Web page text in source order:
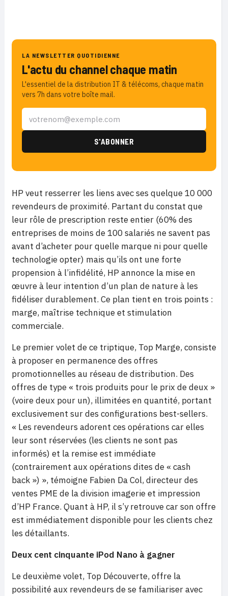
LA NEWSLETTER QUOTIDIENNE
L'actu du channel chaque matin
L'essentiel de la distribution IT & télécoms, chaque matin
vers 7h dans votre boîte mail.
HP veut resserrer les liens avec ses quelque 10 000
revendeurs de proximité. Partant du constat que
leur rôle de prescription reste entier (60% des
entreprises de moins de 100 salariés ne savent pas
avant d’acheter pour quelle marque ni pour quelle
technologie opter) mais qu’ils ont une forte
propension à l’infidélité, HP annonce la mise en
œuvre à leur intention d’un plan de nature à les
fidéliser durablement. Ce plan tient en trois points :
marge, maîtrise technique et stimulation
commerciale.
Le premier volet de ce triptique, Top Marge, consiste
à proposer en permanence des offres
promotionnelles au réseau de distribution. Des
offres de type « trois produits pour le prix de deux »
(voire deux pour un), illimitées en quantité, portant
exclusivement sur des configurations best-sellers.
« Les revendeurs adorent ces opérations car elles
leur sont réservées (les clients ne sont pas
informés) et la remise est immédiate
(contrairement aux opérations dites de « cash
back ») », témoigne Fabien Da Col, directeur des
ventes PME de la division imagerie et impression
d’HP France. Quant à HP, il s’y retrouve car son offre
est immédiatement disponible pour les clients chez
les détaillants.
Deux cent cinquante iPod Nano à gagner
Le deuxième volet, Top Découverte, offre la
possibilité aux revendeurs de se familiariser avec